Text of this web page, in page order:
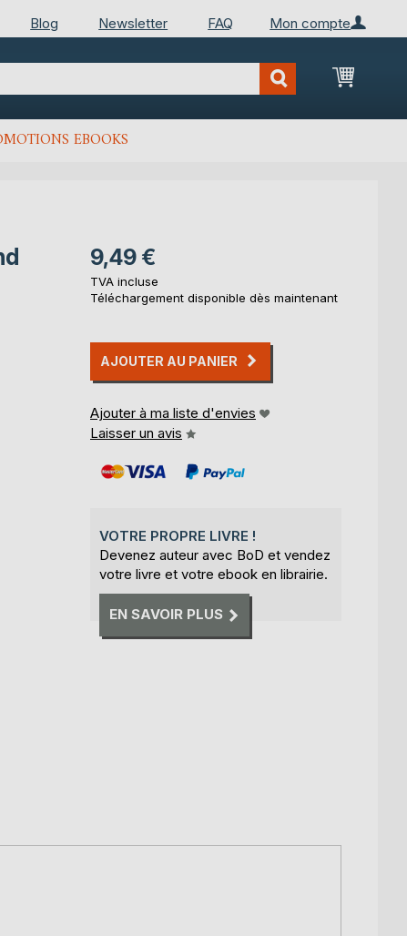
Mon compte
Blog Newsletter FAQ
Mon
EBOOKS
9,49 €
TVA incluse
Téléchargement disponible dès maintenant
AJOUTER AU PANIER
Ajouter à ma liste d'envies
Laisser un avis
VOTRE PROPRE LIVRE !
Devenez auteur avec BoD et vendez
votre livre et votre ebook en librairie.
EN SAVOIR PLUS